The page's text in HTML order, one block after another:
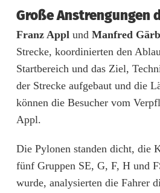
r
A
T
C
-
l
a
Große Anstrengungen
Franz Appl und Manfred
Strecke, koordinierten den
Startbereich und das Ziel,
der Strecke aufgebaut und die
können die Besucher vom
Appl.
Die Pylonen standen dicht, die
fünf Gruppen SE, G, F, H und
wurde, analysierten die Fahrer